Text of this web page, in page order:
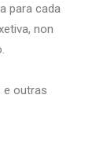
para cada
non
e outras